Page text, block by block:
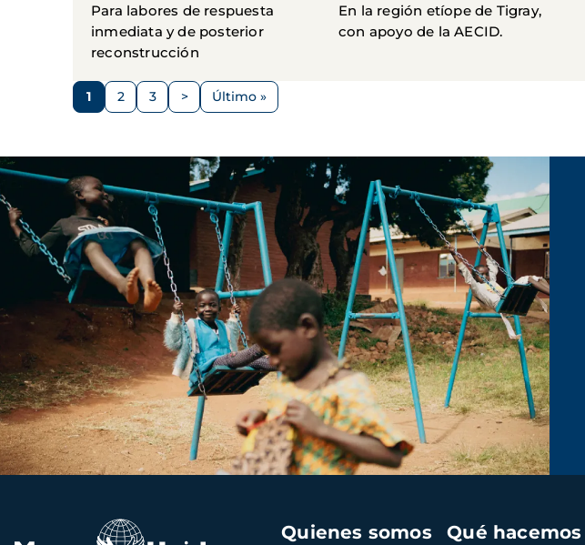
Para labores de respuesta
inmediata y de posterior
reconstrucción
En la región etíope de Tigray,
con apoyo de la AECID.
Paginación
Página
1 Página
2 Página
3
Siguiente
>
Última
Último »
Navegación
Quienes somos Qué hacemos